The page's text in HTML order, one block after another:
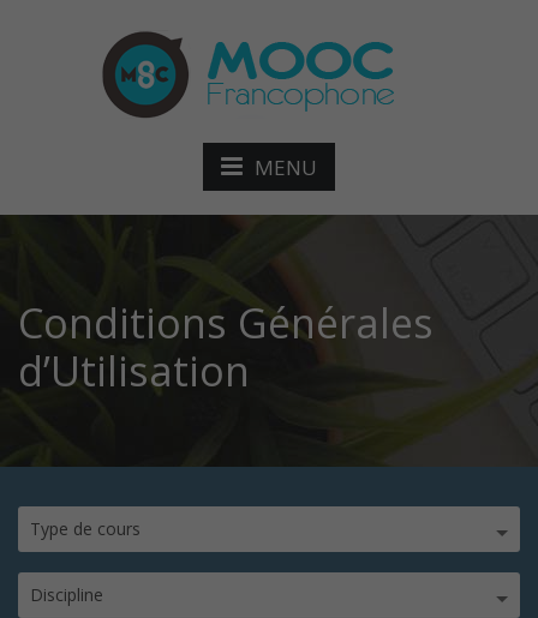
MENU
Conditions Générales
d’Utilisation
Type de cours
Discipline